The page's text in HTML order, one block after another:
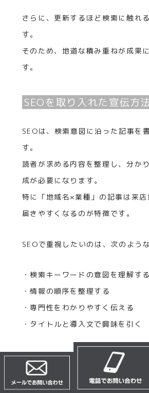
さらに、更新するほど検索に触れ
す。
そのため、地道な積み重ねが成果
す。
SEOを取り入れた宣伝方
SEOは、検索意図に沿った記事を
す。
読者が求める内容を整理し、分か
成が必要になります。
特に「地域名×業種」の記事は来
届きやすくなるのが特徴です。
SEOで重視したいのは、次のよう
・検索キーワードの意図を理解する
・情報の順序を整理する
・専門性をわかりやすく伝える
・タイトルと導入文で興味を引く
SEO記事は、読者の悩みを解消す
ります。
問題解決ができる記事は、問い合